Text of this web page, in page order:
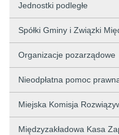
Jednostki podległe
Spółki Gminy i Związki
Organizacje pozarządowe
Nieodpłatna pomoc
Miejska Komisja
Międzyzakładowa Kasa